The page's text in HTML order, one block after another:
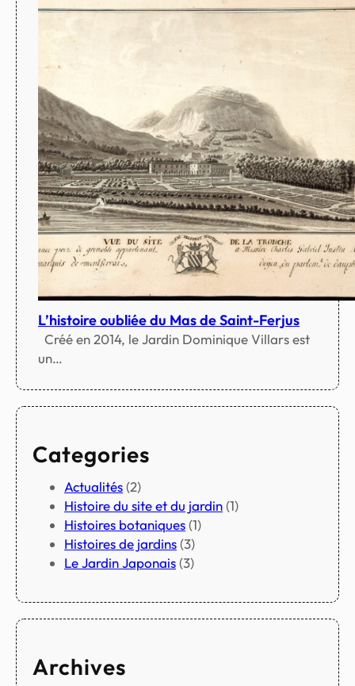
L’histoire oubliée du Mas de Saint-Ferjus
Créé en 2014, le Jardin Dominique Villars est
un…
Categories
Actualités(2)
Histoire du site et du jardin(1)
Histoires botaniques(1)
Histoires de jardins(3)
Le Jardin Japonais(3)
Archives